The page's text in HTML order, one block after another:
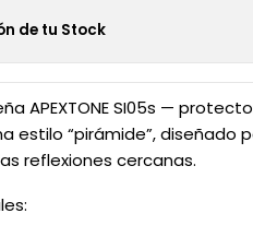
de tu Stock
APEXTONE SI05s —
estilo “pirámide”, diseñado
reflexiones cercanas.